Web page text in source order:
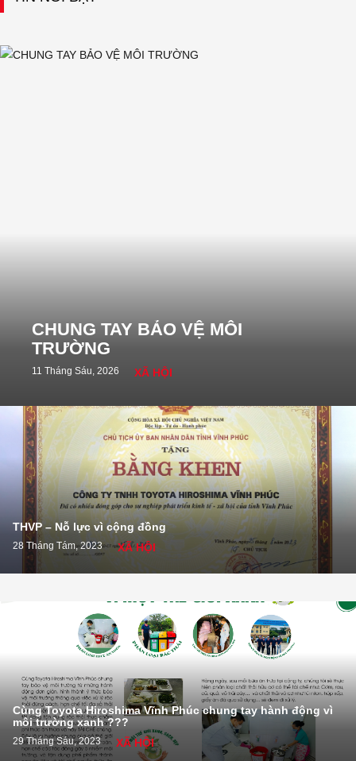
CHUNG TAY BẢO VỆ MÔI
TRƯỜNG
11 Tháng Sáu, 2026 XÃ HỘI
THVP – Nỗ lực vì cộng đồng
28 Tháng Tám, 2023 XÃ HỘI
Cùng Toyota Hiroshima Vĩnh Phúc chung tay hành động vì
môi trường xanh ???
29 Tháng Sáu, 2023 XÃ HỘI